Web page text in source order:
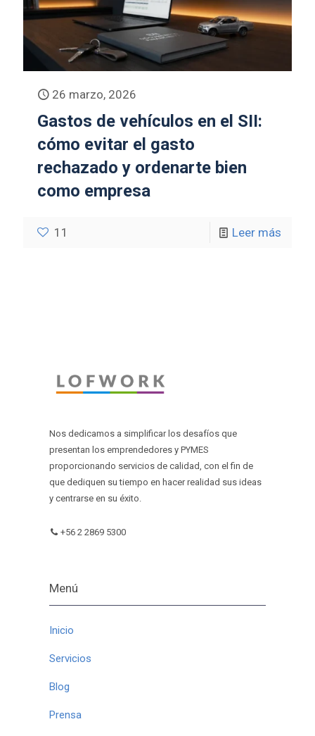
26 marzo, 2026
Gastos de vehículos en el SII:
cómo evitar el gasto
rechazado y ordenarte bien
como empresa
11 Leer más
Nos dedicamos a simplificar los desafíos que
presentan los emprendedores y PYMES
proporcionando servicios de calidad, con el fin de
que dediquen su tiempo en hacer realidad sus ideas
y centrarse en su éxito.
+56 2 2869 5300
Menú
Inicio
Servicios
Blog
Prensa